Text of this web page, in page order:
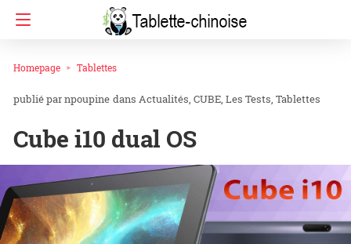
Homepage Tablettes
npoupine dans Actualités CUBE Les Tests Tablettes
Cube i10 dual OS